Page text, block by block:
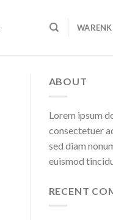
ABOUT
Lorem ipsum
consectetuer
sed diam
euismod
RECENT